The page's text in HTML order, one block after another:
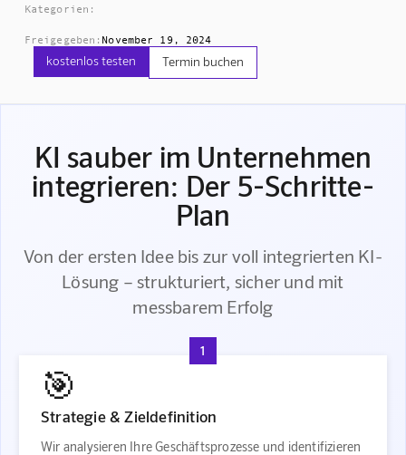
Kategorien:
Freigegeben: November 19, 2024
kostenlos testen Termin buchen
KI sauber im Unternehmen
integrieren: Der 5-Schritte-
Plan
Von der ersten Idee bis zur voll integrierten KI-
Lösung – strukturiert, sicher und mit
messbarem Erfolg
1
🎯
Strategie & Zieldefinition
Wir analysieren Ihre Geschäftsprozesse und identifizieren